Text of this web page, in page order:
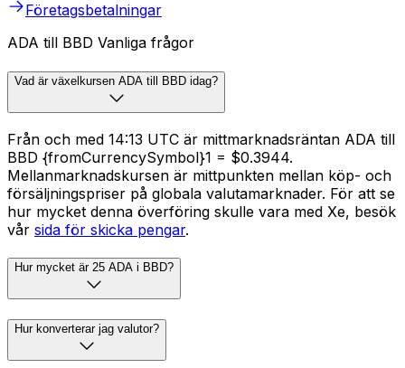
Företagsbetalningar
ADA till BBD Vanliga frågor
Vad är växelkursen ADA till BBD idag?
Från och med 14:13 UTC är mittmarknadsräntan ADA till
BBD {fromCurrencySymbol}1 = $0.3944.
Mellanmarknadskursen är mittpunkten mellan köp- och
försäljningspriser på globala valutamarknader. För att se
hur mycket denna överföring skulle vara med Xe, besök
vår sida för skicka pengar.
Hur mycket är 25 ADA i BBD?
Hur konverterar jag valutor?